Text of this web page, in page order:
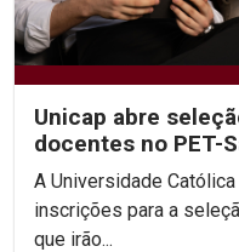
Unicap abre
docentes no PET-
A Universidade
inscrições para a
que irão...